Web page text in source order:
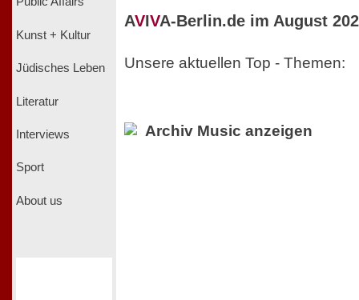
Kunst + Kultur
Jüdisches Leben
Literatur
Interviews
Sport
About us
AVIVA-Berlin.de im August
Unsere aktuellen Top - Themen:
Archiv Music anzeigen